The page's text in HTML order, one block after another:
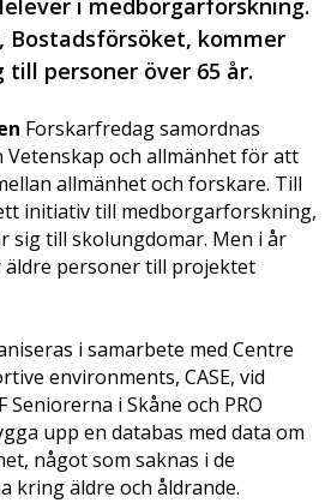
i medborgarforskning.
Bostadsförsöket, kommer
personer över 65 år.
Forskarfredag samordnas
och allmänhet för att
allmänhet och forskare. Till
initiativ till medborgarforskning,
sig till skolungdomar. Men i år
äldre personer till projektet
i samarbete med Centre
environments, CASE, vid
Seniorerna i Skåne och PRO
upp en databas med data om
något som saknas i de
kring äldre och åldrande.